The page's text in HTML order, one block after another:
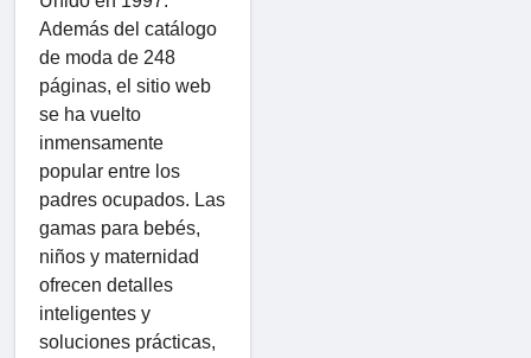
Además del catálogo
de moda de 248
páginas, el sitio web
se ha vuelto
inmensamente
popular entre los
padres ocupados. Las
gamas para bebés,
niños y maternidad
ofrecen detalles
inteligentes y
soluciones prácticas,